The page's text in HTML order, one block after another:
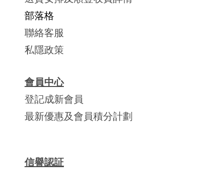
部落格
聯絡客服
私隱政策
會員中心
登記成新會員
最新優惠及會員積分計劃
信譽認証